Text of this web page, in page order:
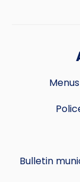
Bulletin